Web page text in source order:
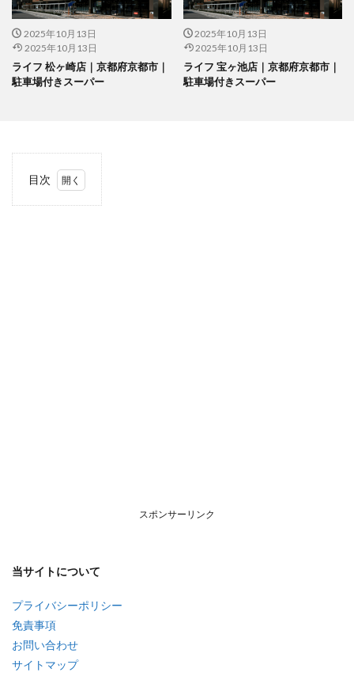
2025年10月13日
2025年10月13日
ライフ 松ヶ崎店｜京都府京都市｜
駐車場付きスーパー
2025年10月13日
2025年10月13日
ライフ 宝ヶ池店｜京都府京都市｜
駐車場付きスーパー
目次
スポンサーリンク
当サイトについて
プライバシーポリシー
免責事項
お問い合わせ
サイトマップ